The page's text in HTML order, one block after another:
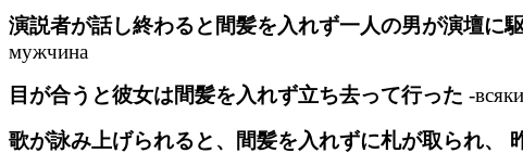
演説者が話し終わると間髪を入れず一人の男が演壇に
мужчина
目が合うと彼女は間髪を入れず立ち去って行った -
歌が詠み上げられると、間髪を入れずに札が取られ、